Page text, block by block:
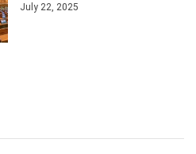
July 22, 2025